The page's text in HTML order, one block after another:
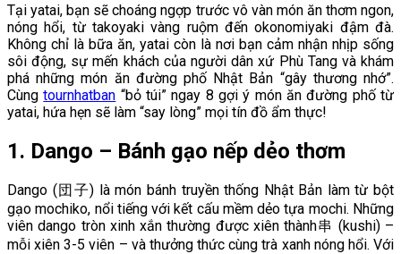
Tại yatai, bạn sẽ choáng ngợp trước vô vàn món ăn thơm ngon,
nóng hổi, từ takoyaki vàng ruộm đến okonomiyaki đậm đà.
Không chỉ là bữa ăn, yatai còn là nơi bạn cảm nhận nhịp sống
sôi động, sự mến khách của người dân xứ Phù Tang và khám
phá những món ăn đường phố Nhật Bản “gây thương nhớ”.
Cùngtournhatban “bỏ túi” ngay 8 gợi ý món ăn đường phố từ
yatai, hứa hẹn sẽ làm “say lòng” mọi tín đồ ẩm thực!
1. Dango – Bánh gạo nếp dẻo thơm
Dango (団子) là món bánh truyền thống Nhật Bản làm từ bột
gạo mochiko, nổi tiếng với kết cấu mềm dẻo tựa mochi. Những
viên dango tròn xinh xắn thường được xiên thành串 (kushi) –
mỗi xiên 3-5 viên – và thưởng thức cùng trà xanh nóng hổi. Với